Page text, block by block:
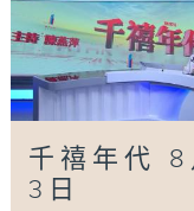
千禧年代 8
3日